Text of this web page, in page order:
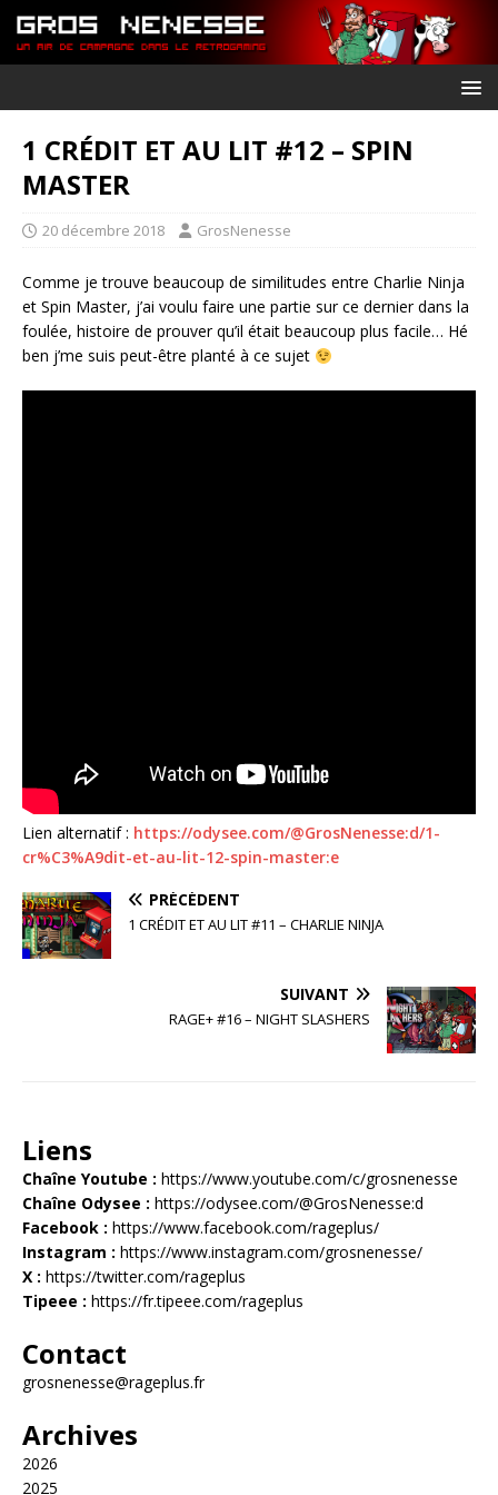
1 CRÉDIT ET AU LIT #12 – SPIN
MASTER
20 décembre 2018 GrosNenesse
Comme je trouve beaucoup de similitudes entre Charlie Ninja
et Spin Master, j’ai voulu faire une partie sur ce dernier dans la
foulée, histoire de prouver qu’il était beaucoup plus facile… Hé
ben j’me suis peut-être planté à ce sujet
Lien alternatif : https://odysee.com/@GrosNenesse:d/1-
cr%C3%A9dit-et-au-lit-12-spin-master:e
PRÉCÉDENT
1 CRÉDIT ET AU LIT #11 – CHARLIE NINJA
SUIVANT
RAGE+ #16 – NIGHT SLASHERS
Liens
Chaîne Youtube : https://www.youtube.com/c/grosnenesse
Chaîne Odysee : https://odysee.com/@GrosNenesse:d
Facebook : https://www.facebook.com/rageplus/
Instagram : https://www.instagram.com/grosnenesse/
X : https://twitter.com/rageplus
Tipeee : https://fr.tipeee.com/rageplus
Contact
grosnenesse@rageplus.fr
Archives
2026
2025